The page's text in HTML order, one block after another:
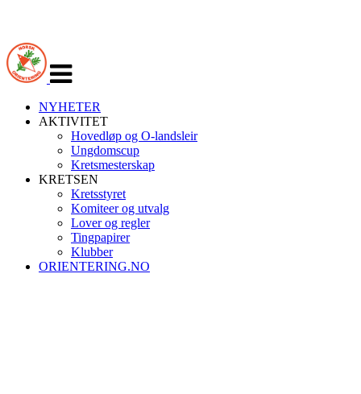
navigasjon
NYHETER
AKTIVITET
Hovedløp og O-landsleir
Ungdomscup
Kretsmesterskap
KRETSEN
Kretsstyret
Komiteer og utvalg
Lover og regler
Tingpapirer
Klubber
ORIENTERING.NO